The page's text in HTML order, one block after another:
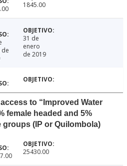
1845.00
de
31 de
enero
de 2019
to “Improved Water
female headed and 5%
(IP or Quilombola)
25430.00